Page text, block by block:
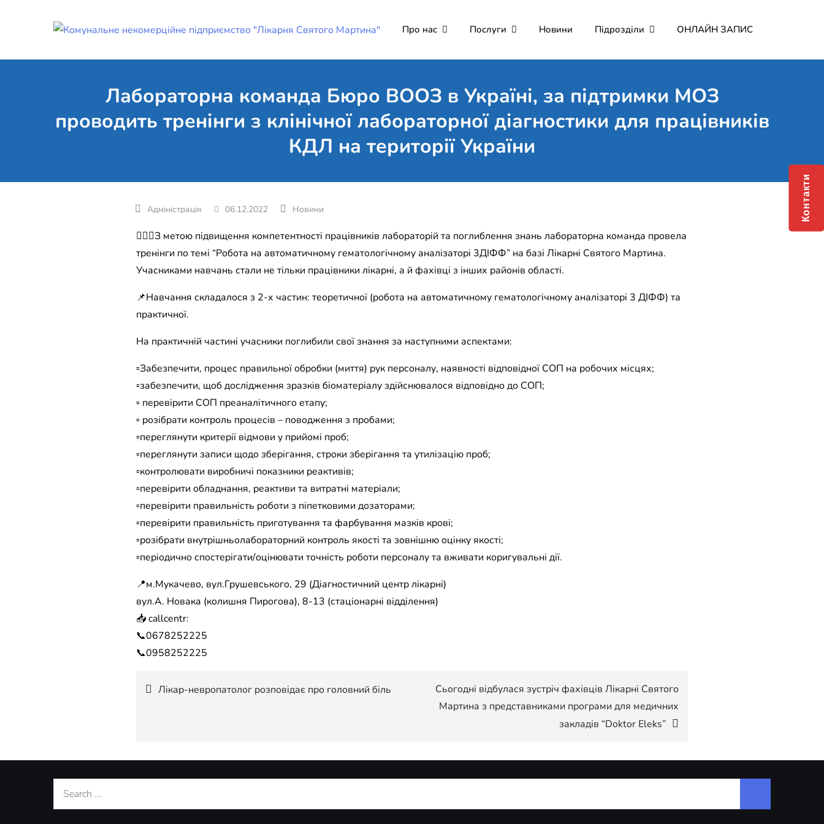
Комунальне некомерційне підприємство
"Лікарня Святого Мартина"
Поліклініка Мукачево
Про нас Послуги Новини Підрозділи ОНЛАЙН ЗАПИС
Лабораторна команда Бюро ВООЗ в Україні, за підтримки МОЗ
проводить тренінги з клінічної лабораторної діагностики для працівників
КДЛ на території України
06.12.2022 Новини
👩🏻‍⚕️З метою підвищення компетентності працівників лабораторій та поглиблення знань лабораторна команда провела
тренінги по темі “Робота на автоматичному гематологічному аналізаторі 3ДІФФ” на базі Лікарні Святого Мартина.
Учасниками навчань стали не тільки працівники лікарні, а й фахівці з інших районів області.
📌Навчання складалося з 2-х частин: теоретичної (робота на автоматичному гематологічному аналізаторі 3 ДІФФ) та
практичної.
На практичній частині учасники поглибили свої знання за наступними аспектами:
▫️Забезпечити, процес правильної обробки (миття) рук персоналу, наявності відповідної СОП на робочих місцях;
▫️забезпечити, щоб дослідження зразків біоматеріалу здійснювалося відповідно до СОП;
▫️ перевірити СОП преаналітичного етапу;
▫️ розібрати контроль процесів – поводження з пробами;
▫️переглянути критерії відмови у прийомі проб;
▫️переглянути записи щодо зберігання, строки зберігання та утилізацію проб;
▫️контролювати виробничі показники реактивів;
▫️перевірити обладнання, реактиви та витратні матеріали;
▫️перевірити правильність роботи з піпетковими дозаторами;
▫️перевірити правильність приготування та фарбування мазків крові;
▫️розібрати внутрішньолабораторний контроль якості та зовнішню оцінку якості;
▫️періодично спостерігати/оцінювати точність роботи персоналу та вживати коригувальні дії.
📍м.Мукачево, вул.Грушевського, 29 (Діагностичний центр лікарні)
вул.А. Новака (колишня Пирогова), 8-13 (стаціонарні відділення)
📥 callcentr:
📞0678252225
📞0958252225
Навігація
Лікар-невропатолог розповідає про головний біль
Сьогодні відбулася зустріч фахівців Лікарні Святого
Мартина з представниками програми для медичних
закладів “Doktor Eleks”
Search
Контакти